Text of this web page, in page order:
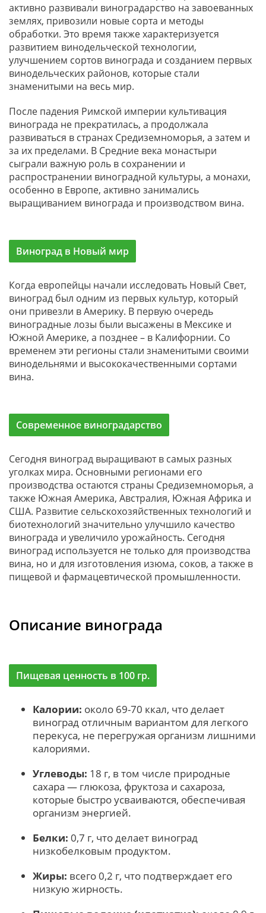
активно развивали виноградарство на завоеванных
землях, привозили новые сорта и методы
обработки. Это время также характеризуется
развитием винодельческой технологии,
улучшением сортов винограда и созданием первых
винодельческих районов, которые стали
знаменитыми на весь мир.
После падения Римской империи культивация
винограда не прекратилась, а продолжала
развиваться в странах Средиземноморья, а затем и
за их пределами. В Средние века монастыри
сыграли важную роль в сохранении и
распространении виноградной культуры, а монахи,
особенно в Европе, активно занимались
выращиванием винограда и производством вина.
Виноград в Новый мир
Когда европейцы начали исследовать Новый Свет,
виноград был одним из первых культур, который
они привезли в Америку. В первую очередь
виноградные лозы были высажены в Мексике и
Южной Америке, а позднее – в Калифорнии. Со
временем эти регионы стали знаменитыми своими
винодельнями и высококачественными сортами
вина.
Современное виноградарство
Сегодня виноград выращивают в самых разных
уголках мира. Основными регионами его
производства остаются страны Средиземноморья, а
также Южная Америка, Австралия, Южная Африка и
США. Развитие сельскохозяйственных технологий и
биотехнологий значительно улучшило качество
винограда и увеличило урожайность. Сегодня
виноград используется не только для производства
вина, но и для изготовления изюма, соков, а также в
пищевой и фармацевтической промышленности.
Описание винограда
Пищевая ценность в 100 гр.
Калории: около 69-70 ккал, что делает
виноград отличным вариантом для легкого
перекуса, не перегружая организм лишними
калориями.
Углеводы: 18 г, в том числе природные
сахара — глюкоза, фруктоза и сахароза,
которые быстро усваиваются, обеспечивая
организм энергией.
Белки: 0,7 г, что делает виноград
низкобелковым продуктом.
Жиры: всего 0,2 г, что подтверждает его
низкую жирность.